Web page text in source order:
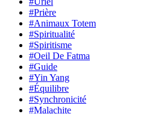
#Prière
#Animaux Totem
#Spiritualité
#Spiritisme
#Oeil De Fatma
#Guide
#Yin Yang
#Équilibre
#Synchronicité
#Malachite